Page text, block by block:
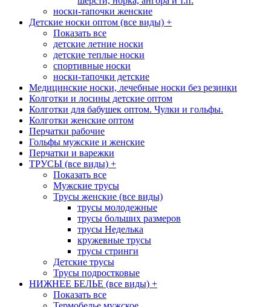
носки-тапочки женские
Детские носки оптом (все виды) +
Показать все
детские летние носки
детские теплые носки
спортивные носки
носки-тапочки детские
Медицинские носки, лечебные носки без резинки
Колготки и лосины детские оптом
Колготки для бабушек оптом. Чулки и гольфы.
Колготки женские оптом
Перчатки рабочие
Гольфы мужские и женские
Перчатки и варежки
ТРУСЫ (все виды) +
Показать все
Мужские трусы
Трусы женские (все виды)
трусы молодежные
трусы больших размеров
трусы Неделька
кружевные трусы
трусы стринги
Детские трусы
Трусы подростковые
НИЖНЕЕ БЕЛЬЕ (все виды) +
Показать все